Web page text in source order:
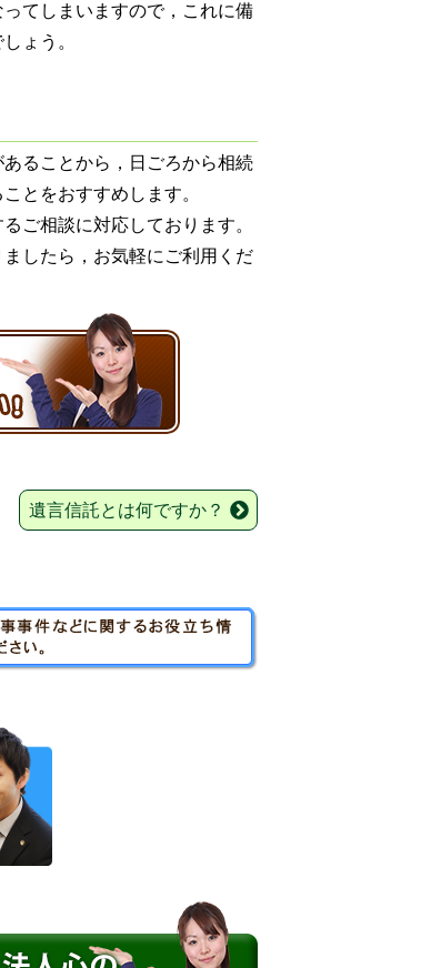
てしまいますので，これに備
ょう。
ることから，日ごろから相続
とをおすすめします。
ご相談に対応しております。
したら，お気軽にご利用くだ
遺言信託とは何ですか？